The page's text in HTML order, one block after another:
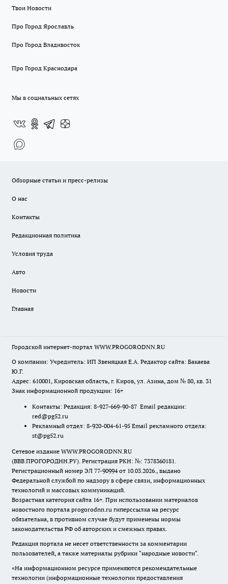
Твои Новости
Про Город Ярославль
Про Город Владивосток
Про Город Краснодара
Мы в социальных сетях
Обзорные статьи и пресс-релизы
О нас
Контакты
Редакционная политика
Условия труда
Авто
Новости
Главная
Городской интернет-портал WWW.PROGORODNN.RU
О компании: Учредитель: ИП Звеняцкая Е.А. Редактор сайта: Бакаева
Ю.Г.
Адрес: 610001, Кировская область, г. Киров, ул. Азина, дом № 80, кв. 31
Знак информационной продукции: 16+
Контакты: Редакция: 8-927-669-90-87 Email редакции:
red@pg52.ru
Рекламный отдел: 8-920-004-61-95 Email рекламного отдела:
st@pg52.ru
Сетевое издание WWW.PROGORODNN.RU
(ВВВ.ПРОГОРОДНН.РУ). Регистрация РКН: №: 7378360181.
Регистрационный номер ЭЛ 77-90994 от 10.03.2026., выдано
Федеральной службой по надзору в сфере связи, информационных
технологий и массовых коммуникаций.
Возрастная категория сайта 16+. При использовании материалов
новостного портала progorodnn.ru гиперссылка на ресурс
обязательна, в противном случае будут применены нормы
законодательства РФ об авторских и смежных правах.
Редакция портала не несет ответственности за комментарии
пользователей, а также материалы рубрики "народные новости".
«На информационном ресурсе применяются рекомендательные
технологии (информационные технологии предоставления